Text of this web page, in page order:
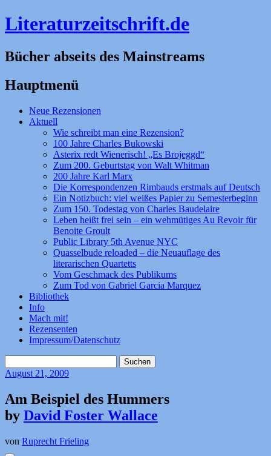
Literaturzeitschrift.de
Bücher abseits des Mainstreams
Hauptmenü
Zum
Inhalt
Neue Rezensionen
Aktuell
Wie schreibt man eine Rezension?
100 Jahre Charles Bukowski
Asterix redt Wienerisch! „Es Brojeggd“
Zum 200. Geburtstag von Walt Whitman
200 Jahre Karl Marx
Die Korrespondenzen Rimbauds erstmals auf Deutsch
Ein Notizbuch: viel weißes Papier zu Semesterbeginn
Zum 150. Todestag von Charles Baudelaire
Leben heißt frei sein – ein wehmütiges Au Revoir für
Benoite Groult
Public Library 5th Avenue NYC
Quasselbude reloaded – die Neuauflage des
literarischen Quartetts
Vom Geschmack des Publikums
Zum Tod von Gabriel Garcia Marquez
Bibliothek
Info
Mach mit!
Rezensenten
Impressum/Datenschutz
nach:
August 21, 2009
Am Beispiel des Hummers
by David Foster Wallace
von Ruprecht Frieling